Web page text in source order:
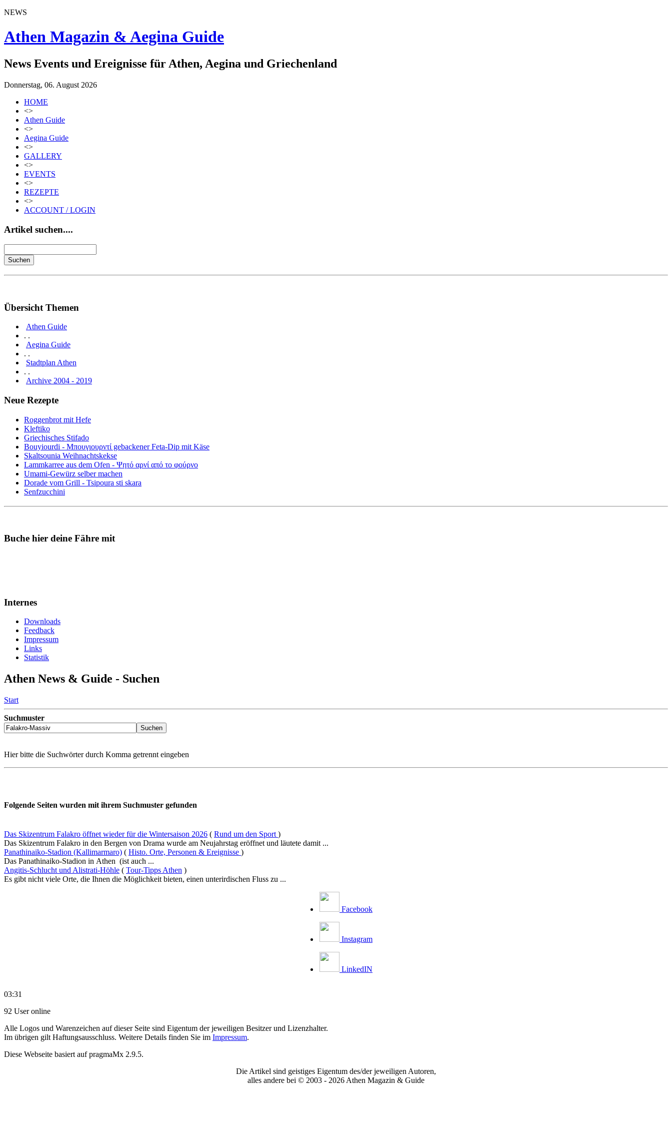
NEWS
Athen Magazin & Aegina Guide
News Events und Ereignisse für Athen, Aegina und Griechenland
Donnerstag, 06. August 2026
HOME
<>
Athen Guide
<>
Aegina Guide
<>
GALLERY
<>
EVENTS
<>
REZEPTE
<>
ACCOUNT / LOGIN
Artikel suchen....
Übersicht Themen
Athen Guide
. .
Aegina Guide
. .
Stadtplan Athen
. .
Archive 2004 - 2019
Neue Rezepte
Roggenbrot mit Hefe
Kleftiko
Griechisches Stifado
Bouyiourdi - Μπουγιουρντί gebackener Feta-Dip mit Käse
Skaltsounia Weihnachtskekse
Lammkarree aus dem Ofen - Ψητό αρνί από το φούρνο
Umami-Gewürz selber machen
Dorade vom Grill - Tsipoura sti skara
Senfzucchini
Buche hier deine Fähre mit
Internes
Downloads
Feedback
Impressum
Links
Statistik
Athen News & Guide - Suchen
Start
Suchmuster
Hier bitte die Suchwörter durch Komma getrennt eingeben
Folgende Seiten wurden mit ihrem Suchmuster gefunden
Das Skizentrum Falakro öffnet wieder für die Wintersaison 2026 ( Rund um den Sport )
Das Skizentrum Falakro in den Bergen von Drama wurde am Neujahrstag eröffnet und läutete damit ...
Panathinaiko-Stadion (Kallimarmaro) ( Histo. Orte, Personen & Ereignisse )
Das Panathinaiko-Stadion in Athen (ist auch ...
Angitis-Schlucht und Alistrati-Höhle ( Tour-Tipps Athen )
Es gibt nicht viele Orte, die Ihnen die Möglichkeit bieten, einen unterirdischen Fluss zu ...
Facebook
Instagram
LinkedIN
03:31
92 User online
Alle Logos und Warenzeichen auf dieser Seite sind Eigentum der jeweiligen Besitzer und Lizenzhalter.
Im übrigen gilt Haftungsausschluss. Weitere Details finden Sie im Impressum.
Diese Webseite basiert auf pragmaMx 2.9.5.
Die Artikel sind geistiges Eigentum des/der jeweiligen Autoren,
alles andere bei © 2003 - 2026 Athen Magazin & Guide